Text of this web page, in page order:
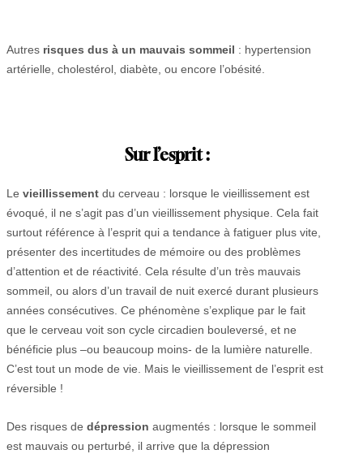
Autres risques dus à un mauvais sommeil : hypertension
artérielle, cholestérol, diabète, ou encore l’obésité.
Sur l’esprit :
Le vieillissement du cerveau : lorsque le vieillissement est
évoqué, il ne s’agit pas d’un vieillissement physique. Cela fait
surtout référence à l’esprit qui a tendance à fatiguer plus vite,
présenter des incertitudes de mémoire ou des problèmes
d’attention et de réactivité. Cela résulte d’un très mauvais
sommeil, ou alors d’un travail de nuit exercé durant plusieurs
années consécutives. Ce phénomène s’explique par le fait
que le cerveau voit son cycle circadien bouleversé, et ne
bénéficie plus –ou beaucoup moins- de la lumière naturelle.
C’est tout un mode de vie. Mais le vieillissement de l’esprit est
réversible !
Des risques de dépression augmentés : lorsque le sommeil
est mauvais ou perturbé, il arrive que la dépression